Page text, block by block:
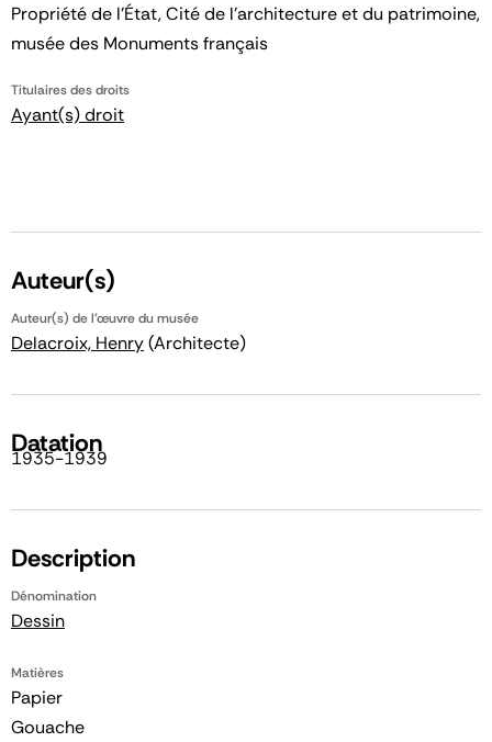
Propriété de l’État, Cité de l’architecture et du patrimoine,
musée des Monuments français
Titulaires des droits
Ayant(s) droit
Auteur(s)
Auteur(s) de l'œuvre du musée
Delacroix, Henry(Architecte)
Datation
1935-1939
Description
Dénomination
Dessin
Matières
Papier
Gouache